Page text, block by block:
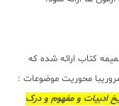
کتاب ارائه شده که
محوریت موضوعات :
ادبیات و مفهوم و درک